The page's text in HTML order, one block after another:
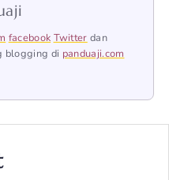
facebook Twitter dan
blogging di panduaji.com